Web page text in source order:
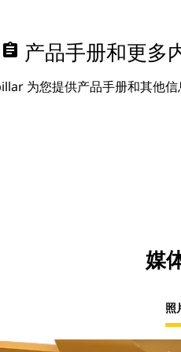
assignment 产品手册和更多
为您提供产品手册和其他
媒
照